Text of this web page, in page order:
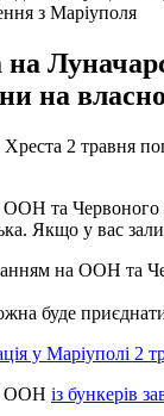
з Маріуполя
на
2 травня
та Червоного
Якщо у вас
на ООН та
буде
у Маріуполі 2
ООН із бункерів